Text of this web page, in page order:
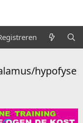
hypofyse